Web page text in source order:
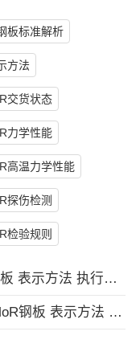
板标准解析
方法
交货状态
力学性能
高温力学性能
探伤检测
检验规则
高温力学性能 试验方法 探伤检测 表面质量 检验规则等
高温力学性能 试验方法 探伤检测 表面质量 检验规则等